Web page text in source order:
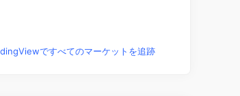
ですべてのマーケットを追跡